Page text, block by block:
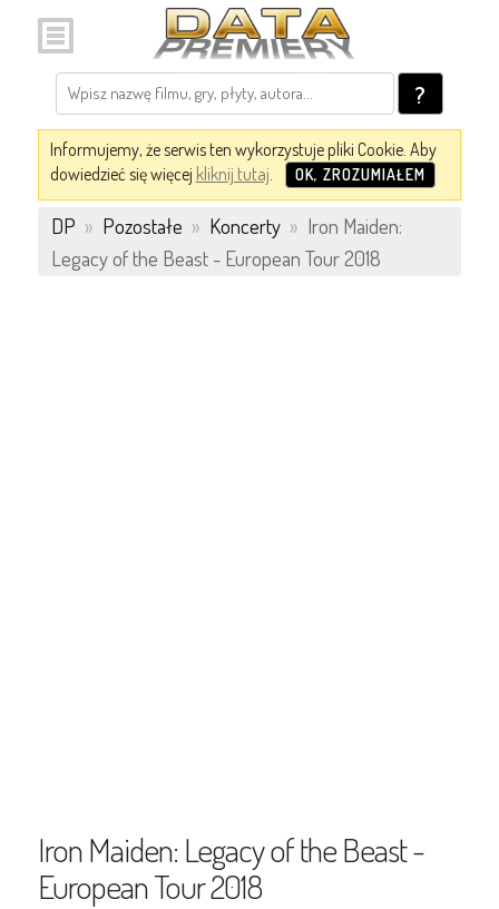
?
Informujemy, że serwis ten wykorzystuje pliki Cookie. Aby
dowiedzieć się więcej kliknij tutaj. OK, ZROZUMIAŁEM
DP » Pozostałe » Koncerty » Iron Maiden:
Legacy of the Beast - European Tour 2018
Iron Maiden: Legacy of the Beast -
European Tour 2018